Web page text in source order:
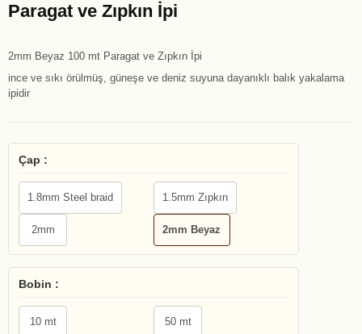
Paragat ve Zıpkın İpi
2mm Beyaz 100 mt Paragat ve Zıpkın İpi
ince ve sıkı örülmüş, güneşe ve deniz suyuna dayanıklı balık yakalama
ipidir
Çap :
1.8mm Steel braid 1.5mm Zıpkın
2mm 2mm Beyaz
Bobin :
10 mt 50 mt